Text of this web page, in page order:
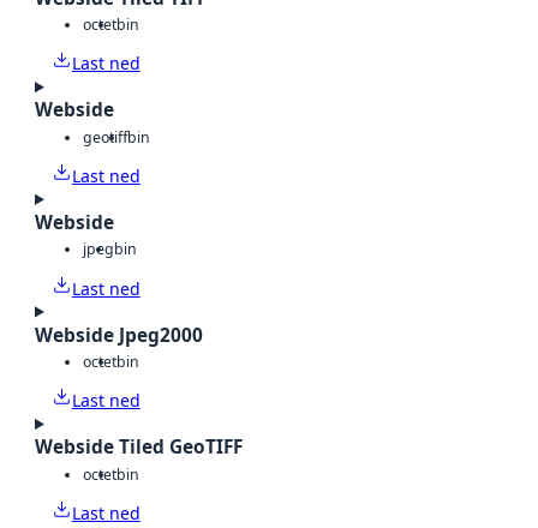
octetbin
Last ned
Webside
geotiffbin
Last ned
Webside
jpegbin
Last ned
Webside Jpeg2000
octetbin
Last ned
Webside Tiled GeoTIFF
octetbin
Last ned